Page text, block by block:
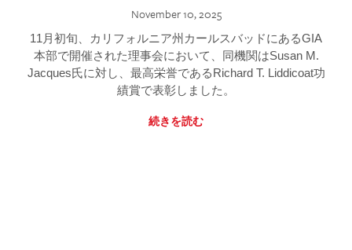
November 10, 2025
11月初旬、カリフォルニア州カールスバッドにあるGIA
本部で開催された理事会において、同機関はSusan M.
Jacques氏に対し、最高栄誉であるRichard T. Liddicoat功
績賞で表彰しました。
続きを読む